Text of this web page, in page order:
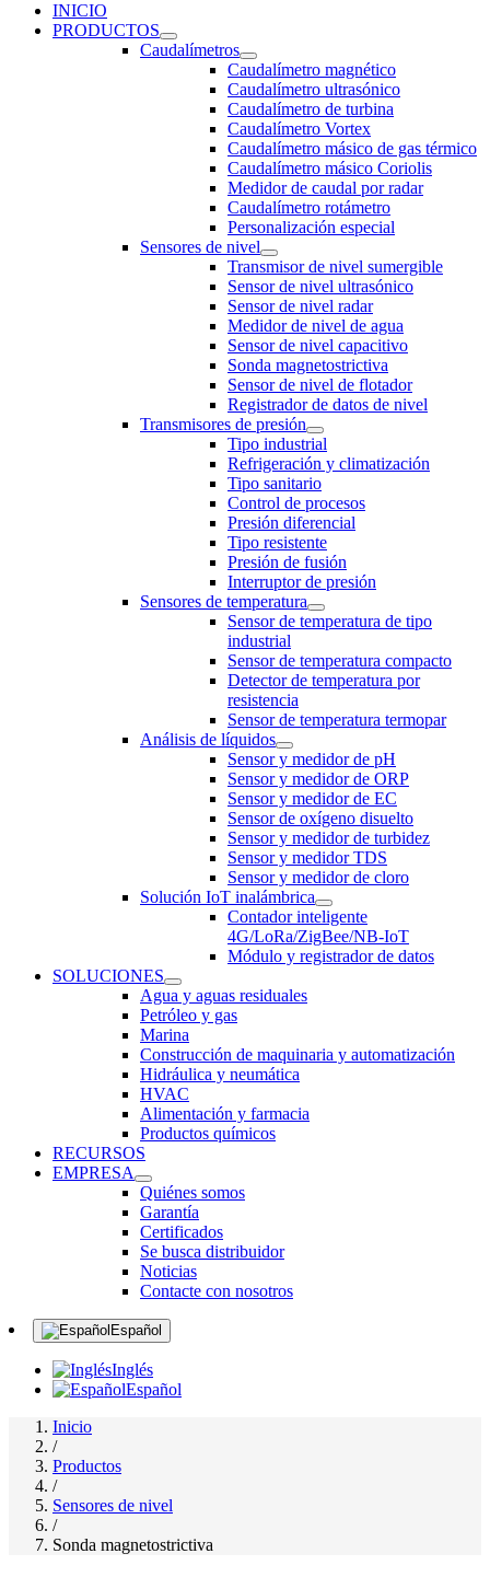
INICIO
PRODUCTOS
Caudalímetros
Caudalímetro magnético
Caudalímetro ultrasónico
Caudalímetro de turbina
Caudalímetro Vortex
Caudalímetro másico de gas térmico
Caudalímetro másico Coriolis
Medidor de caudal por radar
Caudalímetro rotámetro
Personalización especial
Sensores de nivel
Transmisor de nivel sumergible
Sensor de nivel ultrasónico
Sensor de nivel radar
Medidor de nivel de agua
Sensor de nivel capacitivo
Sonda magnetostrictiva
Sensor de nivel de flotador
Registrador de datos de nivel
Transmisores de presión
Tipo industrial
Refrigeración y climatización
Tipo sanitario
Control de procesos
Presión diferencial
Tipo resistente
Presión de fusión
Interruptor de presión
Sensores de temperatura
Sensor de temperatura de tipo
industrial
Sensor de temperatura compacto
Detector de temperatura por
resistencia
Sensor de temperatura termopar
Análisis de líquidos
Sensor y medidor de pH
Sensor y medidor de ORP
Sensor y medidor de EC
Sensor de oxígeno disuelto
Sensor y medidor de turbidez
Sensor y medidor TDS
Sensor y medidor de cloro
Solución IoT inalámbrica
Contador inteligente
4G/LoRa/ZigBee/NB-IoT
Módulo y registrador de datos
SOLUCIONES
Agua y aguas residuales
Petróleo y gas
Marina
Construcción de maquinaria y automatización
Hidráulica y neumática
HVAC
Alimentación y farmacia
Productos químicos
RECURSOS
EMPRESA
Quiénes somos
Garantía
Certificados
Se busca distribuidor
Noticias
Contacte con nosotros
Español
Inglés
Español
Inicio
/
Productos
/
Sensores de nivel
/
Sonda magnetostrictiva